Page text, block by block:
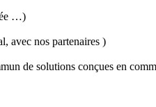
…)
avec nos partenaires )
de solutions conçues en